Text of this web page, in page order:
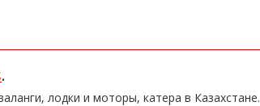
.
лодки и моторы, катера в Казахстане.